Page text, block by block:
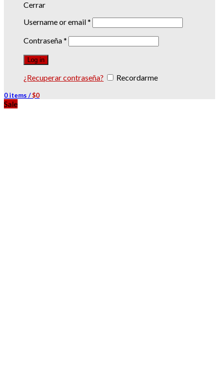
Cerrar
Username or email*
Contraseña*
Log in
¿Recuperar contraseña? Recordarme
0items /$0
Sale